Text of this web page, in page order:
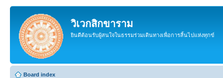
วิเวกสิกขาราม
ยินดีต้อนรับผู้สนใจในธรรมร่วมเดินทางเพื่อการสิ้นไปแห่งทุกข์
Board index